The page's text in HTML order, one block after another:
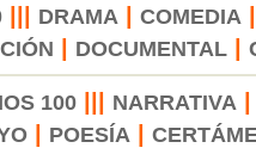
||| DRAMA COMEDIA
DOCUMENTAL|
100 NARRATIVA
| POESÍA